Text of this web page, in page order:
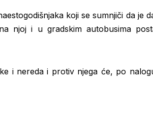
koji se sumnjiči da je
njoj i u gradskim autobusima
i nereda i protiv njega će, po